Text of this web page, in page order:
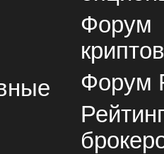
Форум
Форум